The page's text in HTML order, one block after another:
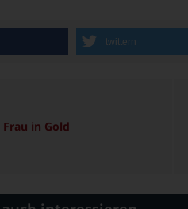
twittern
Frau in Gold